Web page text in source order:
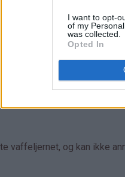
I want to opt-
of my
was collected.
Opted In
vaffeljernet, og kan ikke